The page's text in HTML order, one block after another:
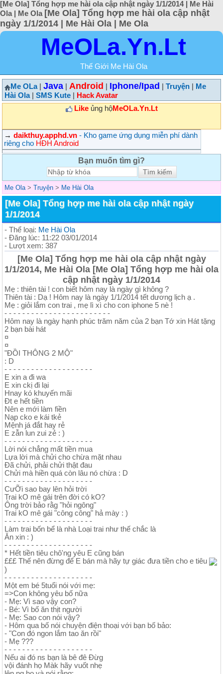
[Me Ola] Tổng hợp me hài ola cập nhật ngày 1/1/2014 | Me Hài
Ola | Me Ola [Me Ola] Tổng hợp me hài ola cập nhật
ngày 1/1/2014 | Me Hài Ola | Me Ola
MeOLa.Yn.Lt
Thế Giới Me Hài Ola
Me OLa| Java Android Iphone/Ipad Truyện
Me
Hài Ola| SMS Kute
Hack Avatar
Likeủng hộMeOLa.Yn.Lt
→ daikthuy.apphd.vn - Kho game ứng dụng miễn phí dành
riêng cho HĐH Android
Bạn muốn tìm gì?
Me Ola > Truyện > Me Hài Ola
[Me Ola] Tổng hợp me hài ola cập nhật ngày
1/1/2014
- Thể loại: Me Hài Ola
- Đăng lúc: 11:22 03/01/2014
- Lượt xem: 387
[Me Ola] Tổng hợp me hài ola cập nhật ngày
1/1/2014, Me Hài Ola [Me Ola] Tổng hợp me hài ola
cập nhật ngày 1/1/2014
Mẹ : thiên tài ! con biết hôm nay là ngày gì không ?
Thiên tài : Dạ ! Hôm nay là ngày 1/1/2014 tết dương lịch ạ .
Mẹ : giỏi lắm con trai , mẹ lì xì cho con iphone 5 nè !
- - - - - - - - - - - - - - - - - - - - - - - -
Hôm nay là ngày hạnh phúc trăm năm của 2 bạn Tớ xin Hát tặng
2 bạn bài hát
¤
¤
"ĐỒI THÔNG 2 MỘ"
: D
- - - - - - - - - - - - - - - - - - - -
E xin a đi wa
E xin ckị đi lại
Hnay kó khuyến mãi
Đt e hết tiền
Nên e mới làm fiền
Nạp cko e kái tkẻ
Mệnh já đắt hay rẻ
E zẫn lun zui zẻ : )
- - - - - - - - - - - - - - - - - - - -
Lời nói chẳng mất tiền mua
Lựa lời mà chửi cho chừa mặt nhau
Đã chửi, phải chửi thật đau
Chửi mà hiền quá còn lâu nó chừa : D
- - - - - - - - - - - - - - - - - - - -
CưỠi sao bay lên hỏi trời
Trai kO mê gái trên đời có kO?
Ông trời bảo rằg "hỏi ngông"
Trai kO mê gái "công công" hả mày : )
- - - - - - - - - - - - - - - - - - - -
Làm trai bốn bể là nhà Loại trai như thế chắc là
Ăn xin : )
- - - - - - - - - - - - - - - - - - - -
* Hết tiền tiêu chô'ng yêu E cũng bán
£££ Thế nên đừng để E bán mà hãy tự giác đưa tiền cho e tiêu
)
- - - - - - - - - - - - - - - - - - - -
Một em bé 5tuổi nói với mẹ:
=>Con không yêu bố nữa
- Mẹ: Vì sao vậy con?
- Bé: Vì bố ăn thịt người
- Mẹ: Sao con nói vậy?
- Hôm qua bố nói chuyện điện thoại với bạn bố bảo:
- "Con đó ngon lắm tao ăn rồi"
- Mẹ ???
- - - - - - - - - - - - - - - - - - - -
Nếu ai đó ns bạn là bê đê Đừg
vội đánh họ Màk hãy vuốt nhẹ